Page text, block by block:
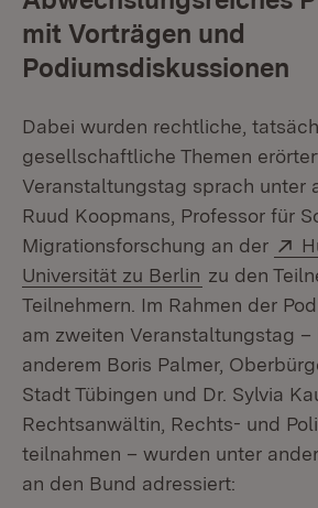
mit Vorträgen und
Podiumsdiskussionen
Dabei wurden rechtliche,
gesellschaftliche Themen
Veranstaltungstag sprach unter
Ruud Koopmans, Professor für
Migrationsforschung an der
Universität zu Berlin (Öffnet in
zu den
Teilnehmern. Im Rahmen der
am zweiten Veranstaltungstag
anderem Boris Palmer,
Stadt Tübingen und Dr. Sylvia
Rechtsanwältin, Rechts- und
teilnahmen – wurden unter
an den Bund adressiert: